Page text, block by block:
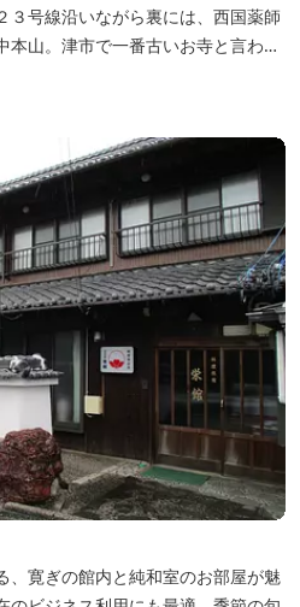
３号線沿いながら裏には、西国薬師
本山。津市で一番古いお寺と言われ
、寛ぎの館内と純和室のお部屋が魅